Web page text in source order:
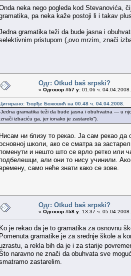
neka nego pogleda kod Stevanovića,
pa neka kaže postoji li i takav
gramatika teži da bude jasna i
pristupom („ovo mrzim, znači
Одг: Otkud baš srpski?
« Одговор #57 у: 01.06 ч.
Ђорђе Божовић на 00.48 ч. 04.04.2008.
Jedna gramatika teži da bude jasna i obuhvatna — u
znači izbaciću ga, jer ionako je zastarelo“).
Нисам ни близу то рекао. Ја сам рекао
школи, ако се сматра за
и нешто што се врло ретко или
али они то нису учинили.
само неће знати како се зове.
Одг: Otkud baš srpski?
« Одговор #58 у: 13.37 ч.
Ko je rekao da je to gramatika za osnovnu
Pomenuta gramatike je za srednje škole a
a rekla bih da je i za starije
naravno ne znači da obuhvata sve
zastarelim.